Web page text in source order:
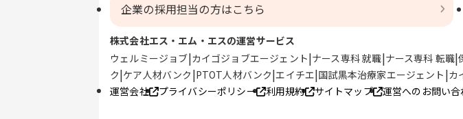
企業の採用担当の方はこちら
株式会社エス・エム・エスの運営サービス
ウェルミージョブ カイゴジョブエージェント ナース専科 就職 ナース専科 転職
ク ケア人材バンク PTOT人材バンク エイチエ 国試黒本治療家エージェント カ
運営会社
プライバシーポリシー 利用規約 サイトマップ 運営へのお問い合